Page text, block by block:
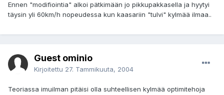
Ennen "modifiointia" alkoi pätkimään jo pikkupakkasella ja hyytyi
täysin yli 60km/h nopeudessa kun kaasariin "tulvi" kylmää ilmaa..
Guest ominio
Kirjoitettu 27. Tammikuuta, 2004
Teoriassa imuilman pitäisi olla suhteellisen kylmää optimitehoja